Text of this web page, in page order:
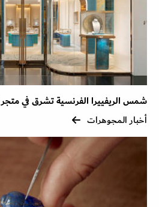
شمس الريفييرا الفرنسية تشرق في متجر Fred الجديد في دبي
أخبار المجوهرات